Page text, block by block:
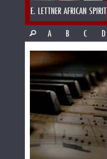
E. LETTNER AFRICAN SPIRIT
A
B C D